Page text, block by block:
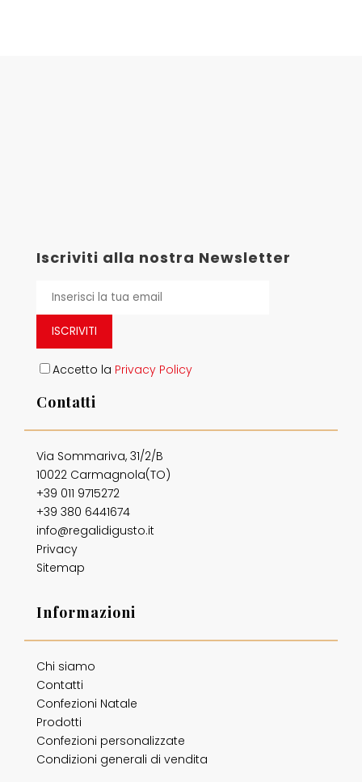
Iscriviti alla nostra Newsletter
ISCRIVITI
Accetto la Privacy Policy
Contatti
Via Sommariva, 31/2/B
10022 Carmagnola(TO)
+39 011 9715272
+39 380 6441674
info@regalidigusto.it
Privacy
Sitemap
Informazioni
Chi siamo
Contatti
Confezioni Natale
Prodotti
Confezioni personalizzate
Condizioni generali di vendita